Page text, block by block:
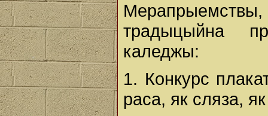
традыцыйна
каледжы:
1. Конкурс
раса, як сляза,